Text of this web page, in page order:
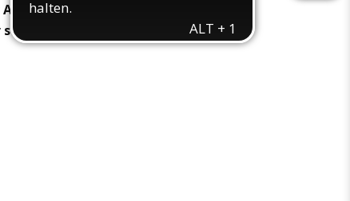
Junior Clubs. Auch unserer